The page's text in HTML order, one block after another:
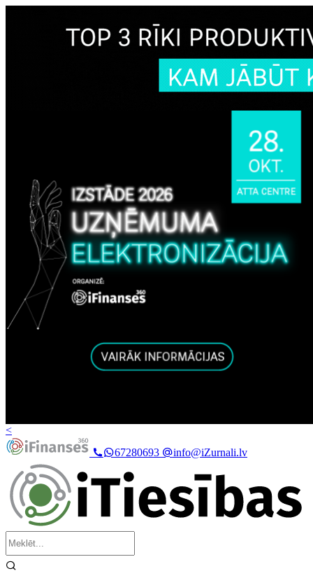
<
67280693
info@iZurnali.lv